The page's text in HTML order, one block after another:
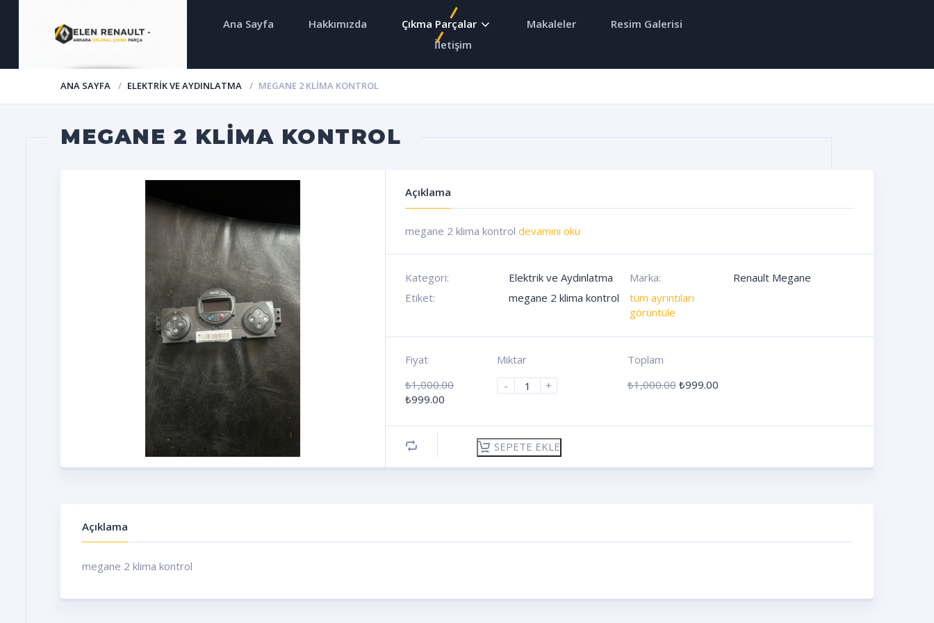
Ana Sayfa Hakkımızda Çıkma Parçalar Makaleler
Resim Galerisi
İletişim
ANA SAYFA ELEKTRIK VE AYDINLATMA MEGANE 2 KLIMA KONTROL
MEGANE 2 KLIMA KONTROL
Açıklama
megane 2 klima kontroldevamını oku
Kategori: Elektrik ve Aydınlatma Marka:
Renault Megane
Etiket:
megane 2 klima kontrol
tüm ayrıntıları
görüntüle
Fiyat
₺1,000.00
₺999.00
Miktar
-
+
Toplam
₺1,000.00 ₺999.00
SEPETE EKLE
Açıklama
megane 2 klima kontrol